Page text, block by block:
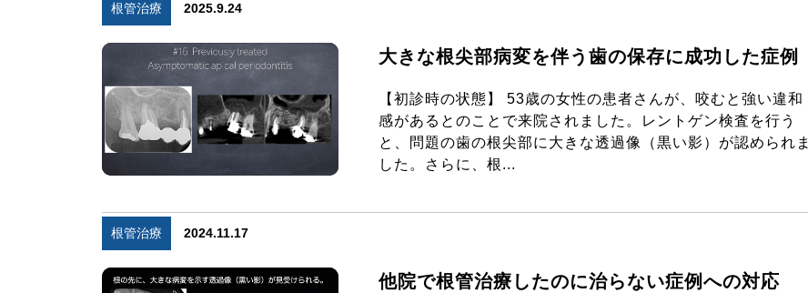
根管治療 2025.9.24
大きな根尖部病変を伴う歯の保存に成功した症例
【初診時の状態】 53歳の女性の患者さんが、咬むと強い違和
感があるとのことで来院されました。レントゲン検査を行う
と、問題の歯の根尖部に大きな透過像（黒い影）が認められま
した。さらに、根...
根管治療 2024.11.17
他院で根管治療したのに治らない症例への対応